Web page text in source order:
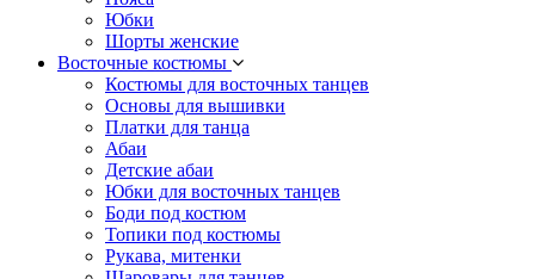
Юбки
Шорты женские
Восточные костюмы
Костюмы для восточных танцев
Основы для вышивки
Платки для танца
Абаи
Детские абаи
Юбки для восточных танцев
Боди под костюм
Топики под костюмы
Рукава, митенки